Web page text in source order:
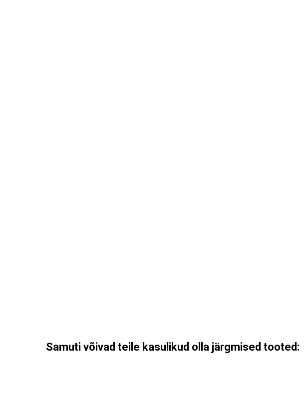
Samuti võivad teile kasulikud olla järgmised tooted: